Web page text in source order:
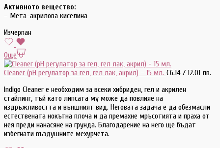
Активното вещество:
– Мета-акрилова киселина
Изчерпан
Още
Cleaner (pH регулатор за гел, гел лак, акрил) – 15 мл. €6.14 / 12.01 лв.
Indigo Cleaner е необходим за всеки хибриден, гел и акрилен
стайлинг, тъй като липсата му може да повлияе на
издръжливостта и външният вид. Неговата задача е да обезмасли
естествената нокътна плоча и да премахне мръсотията и праха от
нея преди нанасяне на грунда. Благодарение на него ще бъдат
избегнати въздушните мехурчета.